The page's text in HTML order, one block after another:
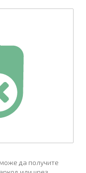
да получите